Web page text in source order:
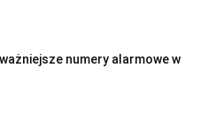
numery alarmowe w